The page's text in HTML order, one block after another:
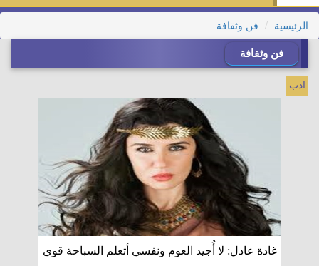
الرئيسية فن وثقافة
فن وثقافة
ادب
غادة عادل: لا أُجيد العوم ونفسي أتعلم السباحة قوي